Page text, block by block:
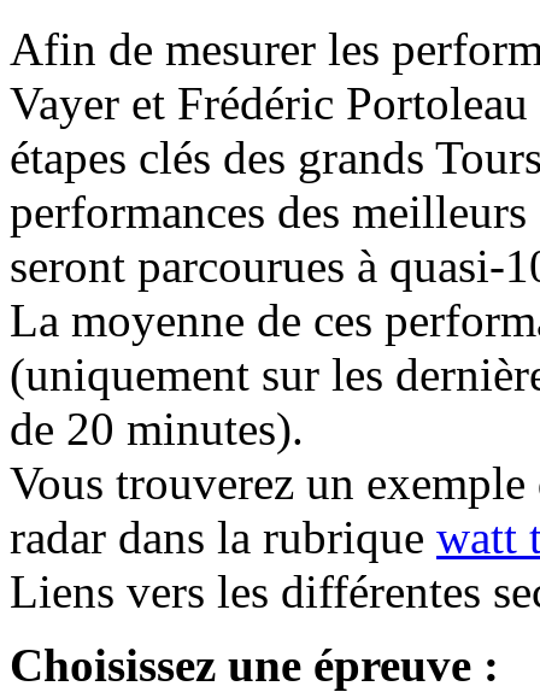
Afin de mesurer les
Vayer et Frédéric
étapes clés des grands
performances des
seront parcourues à quasi-
La moyenne de ces
(uniquement sur les
de 20 minutes).
Vous trouverez un
radar dans la rubrique watt
Liens vers les différentes
Choisissez une épreuve :